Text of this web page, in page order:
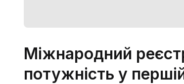
Міжнародний
потужність у